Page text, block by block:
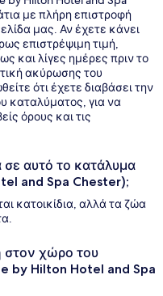
με πλήρη επιστροφή
μας. Αν έχετε κάνει
επιστρέψιμη τιμή,
και λίγες ημέρες πριν το
ακύρωσης του
ότι έχετε διαβάσει την
καταλύματος, για να
όρους και τις
σε αυτό το κατάλυμα
and Spa Chester);
κατοικίδια, αλλά τα ζώα
στον χώρο του
by Hilton Hotel and Spa